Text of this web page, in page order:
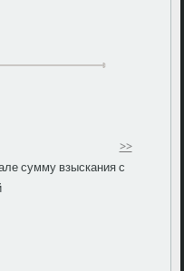
>>
сумму взыскания с